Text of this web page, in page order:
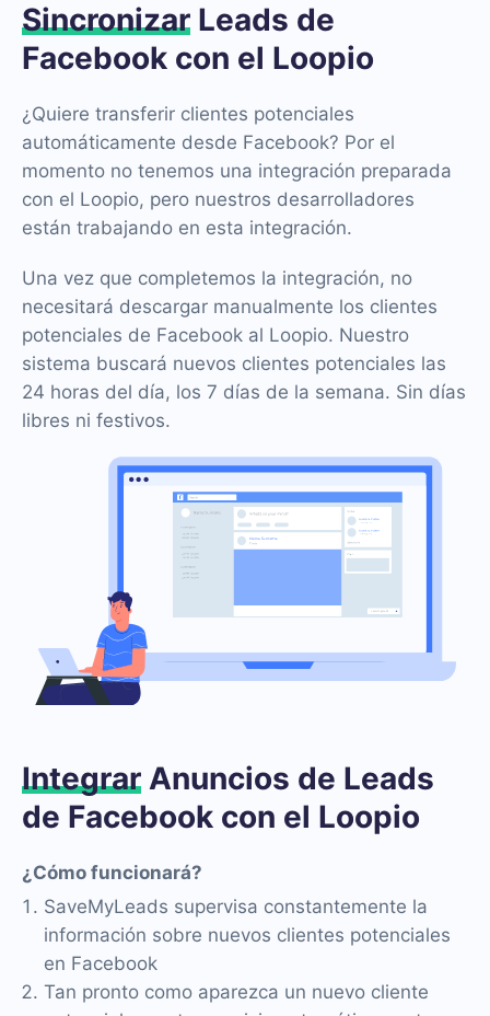
Sincronizar Leads de
Facebook con el Loopio
¿Quiere transferir clientes potenciales
automáticamente desde Facebook? Por el
momento no tenemos una integración preparada
con el Loopio, pero nuestros desarrolladores
están trabajando en esta integración.
Una vez que completemos la integración, no
necesitará descargar manualmente los clientes
potenciales de Facebook al Loopio. Nuestro
sistema buscará nuevos clientes potenciales las
24 horas del día, los 7 días de la semana. Sin días
libres ni festivos.
Integrar Anuncios de Leads
de Facebook con el Loopio
¿Cómo funcionará?
SaveMyLeads supervisa constantemente la
información sobre nuevos clientes potenciales
en Facebook
Tan pronto como aparezca un nuevo cliente